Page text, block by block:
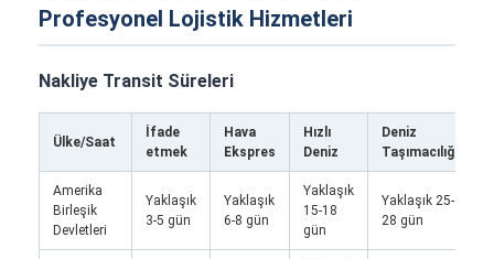
Profesyonel Lojistik Hizmetleri
Nakliye Transit Süreleri
Ülke/Saat
İfade
etmek
Hava
Ekspres
Hızlı
Deniz
Deniz
Taşımacılığı
Amerika
Birleşik
Devletleri
Yaklaşık
3-5 gün
Yaklaşık
6-8 gün
Yaklaşık
15-18
gün
Yaklaşık 25-
28 gün